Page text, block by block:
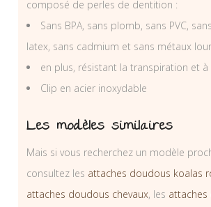
composé de perles de dentition :
Sans BPA, sans plomb, sans PVC,
latex, sans cadmium et sans métaux
en plus, résistant la transpiration et à
Clip en acier inoxydable
Les modèles similaires
Mais si vous recherchez un modèle
consultez les attaches doudous koalas
attaches doudous chevaux, les